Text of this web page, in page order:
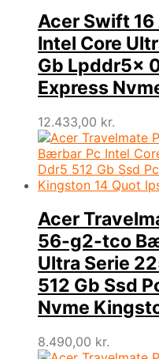
Acer Swift
Intel Core
Gb Lpddr5x
Express
12.433,00 kr.
Acer
56-g2-tco
Ultra Serie
512 Gb Ssd
Nvme
8.490,00 kr.